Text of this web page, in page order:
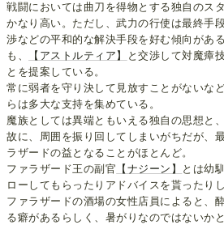
戦闘においては曲刀を得物とする独自のス
かなり高い。ただし、武力の行使は最終手
渉などの平和的な解決手段を好む傾向がある
も、
【アストルティア】
と交渉して対魔瘴
とを提案している。
常に弱者を守り決して見放すことがないな
らは多大な支持を集めている。
魔族としては異端ともいえる独自の思想と
故に、周囲を振り回してしまいがちだが、
ラザードの益となることがほとんど。
ファラザード王の副官 【ナジーン】
とは幼
ローしてもらったりアドバイスを貰ったりし
ファラザードの酒場の女性店員によると、
る癖があるらしく、暑がりなのではないか